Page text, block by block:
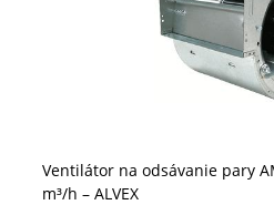
Ventilátor na odsávanie pary
m³/h – ALVEX